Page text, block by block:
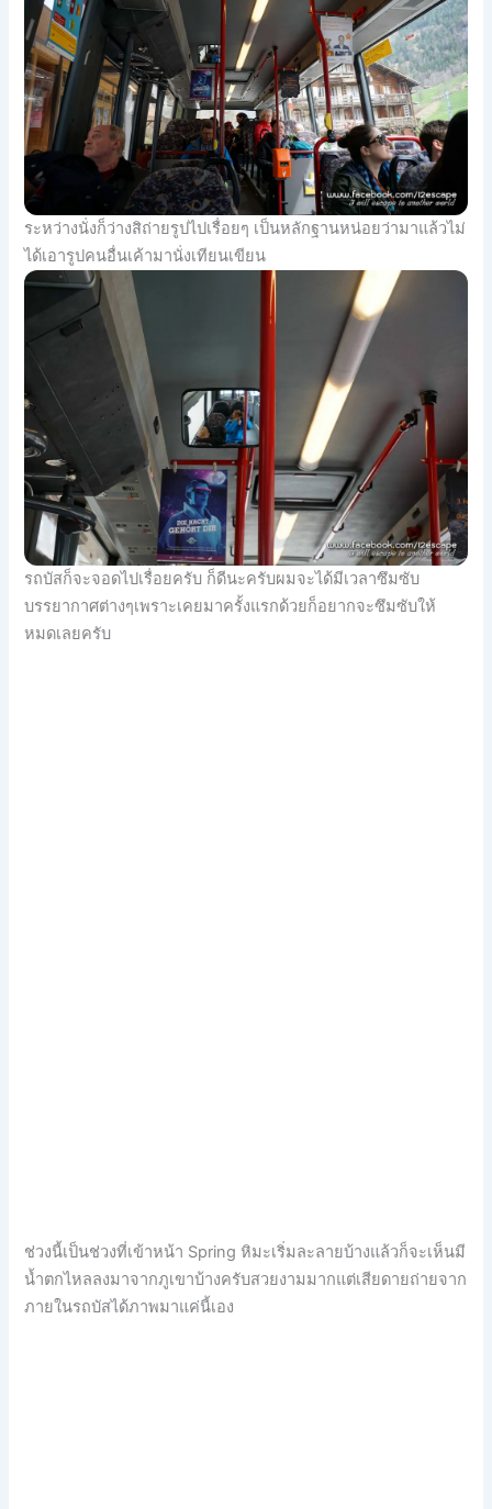
ระหว่างนั่งก็ว่างสิถ่ายรูปไปเรื่อยๆ เป็นหลักฐานหน่อยว่ามาแล้วไม่
ได้เอารูปคนอื่นเค้ามานั่งเทียนเขียน
รถบัสก็จะจอดไปเรื่อยครับ ก็ดีนะครับผมจะได้มีเวลาซึมซับ
บรรยากาศต่างๆเพราะเคยมาครั้งแรกด้วยก็อยากจะซึมซับให้
หมดเลยครับ
ช่วงนี้เป็นช่วงที่เข้าหน้า Spring หิมะเริ่มละลายบ้างแล้วก็จะเห็นมี
น้ำตกไหลลงมาจากภูเขาบ้างครับสวยงามมากแต่เสียดายถ่ายจาก
ภายในรถบัสได้ภาพมาแค่นี้เอง